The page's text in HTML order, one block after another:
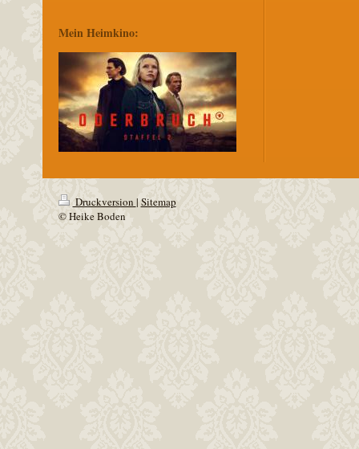
Mein Heimkino:
Druckversion | Sitemap
© Heike Boden